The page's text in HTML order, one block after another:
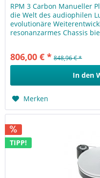
RPM 3 Carbon Manueller
die Welt des audiophilen
evolutionäre
resonanzarmes Chassis
806,00 € * 848,96 € *
In den
Merken
TIPP!